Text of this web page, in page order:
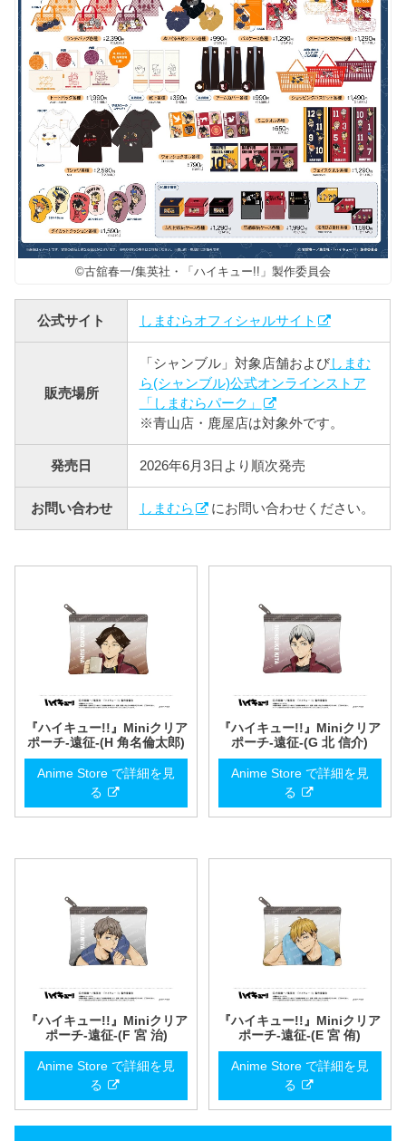
©古舘春一/集英社・「ハイキュー!!」製作委員会
公式サイト しまむらオフィシャルサイト
販売場所
「シャンブル」対象店舗およびしまむ
ら(シャンブル)公式オンラインストア
「しまむらパーク」
※青山店・鹿屋店は対象外です。
発売日 2026年6月3日より順次発売
お問い合わせ しまむら にお問い合わせください。
『ハイキュー!!』Miniクリア
ポーチ-遠征-(H 角名倫太郎)
Anime Store で詳細を見
る
『ハイキュー!!』Miniクリア
ポーチ-遠征-(G 北 信介)
Anime Store で詳細を見
る
『ハイキュー!!』Miniクリア
ポーチ-遠征-(F 宮 治)
Anime Store で詳細を見
る
『ハイキュー!!』Miniクリア
ポーチ-遠征-(E 宮 侑)
Anime Store で詳細を見
る